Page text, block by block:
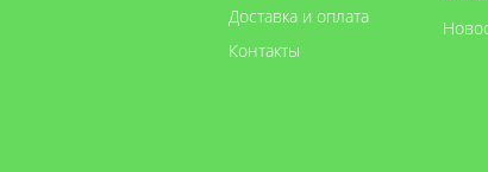
Доставка и оплата
Контакты